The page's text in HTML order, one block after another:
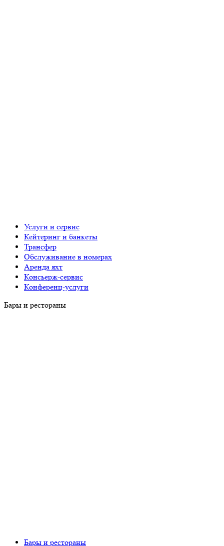
Услуги и сервис
Кейтеринг и банкеты
Трансфер
Обслуживание в номерах
Аренда яхт
Консьерж-сервис
Конференц-услуги
Бары и рестораны
Бары и рестораны